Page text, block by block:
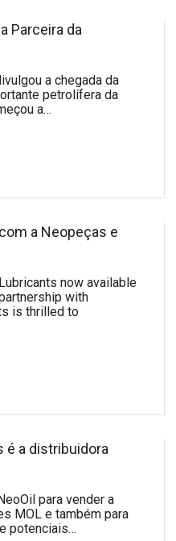
Parceira da
a chegada da
petrolífera da
a…
a Neopeças e
now available
with
is thrilled to
é a distribuidora
para vender a
MOL e também para
potenciais…